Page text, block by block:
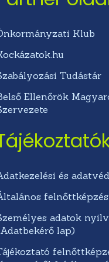
Klub
Tudástár
Ellenőrök
és
adatok
lap)